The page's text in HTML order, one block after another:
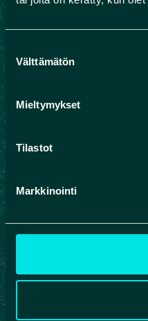
valinta
Välttämätön
Mieltymykset
Tilastot
Markkinointi
NETZWERKE